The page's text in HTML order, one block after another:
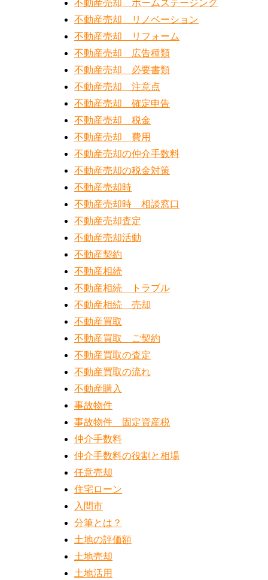
不動産売却 ホームステージング
不動産売却 リノベーション
不動産売却 リフォーム
不動産売却 広告種類
不動産売却 必要書類
不動産売却 注意点
不動産売却 確定申告
不動産売却 税金
不動産売却 費用
不動産売却の仲介手数料
不動産売却の税金対策
不動産売却時
不動産売却時 相談窓口
不動産売却査定
不動産売却活動
不動産契約
不動産相続
不動産相続 トラブル
不動産相続 売却
不動産買取
不動産買取 ご契約
不動産買取の査定
不動産買取の流れ
不動産購入
事故物件
事故物件 固定資産税
仲介手数料
仲介手数料の役割と相場
任意売却
住宅ローン
入間市
分筆とは？
土地の評価額
土地売却
土地活用